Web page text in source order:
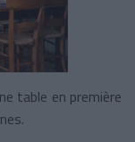
table en première